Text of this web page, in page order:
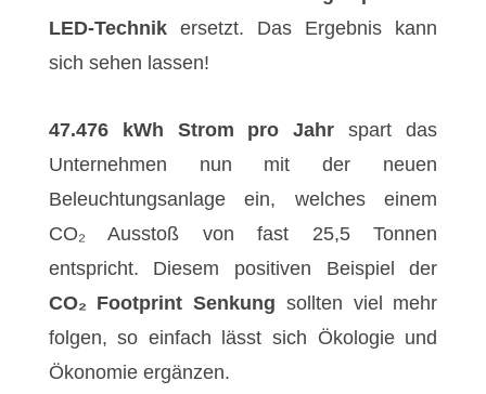
LED-Technikersetzt. Das Ergebnis kann
sich sehen lassen!
47.476 kWh Strom pro Jahr spart das
Unternehmen nun mit der neuen
Beleuchtungsanlage ein, welches einem
CO₂ Ausstoß von fast 25,5 Tonnen
entspricht. Diesem positiven Beispiel der
CO₂ Footprint Senkung sollten viel mehr
folgen, so einfach lässt sich Ökologie und
Ökonomie ergänzen.